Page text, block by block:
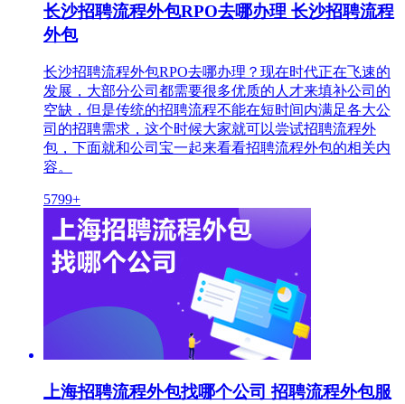
长沙招聘流程外包RPO去哪办理 长沙招聘流程
外包
长沙招聘流程外包RPO去哪办理？现在时代正在飞速的
发展，大部分公司都需要很多优质的人才来填补公司的
空缺，但是传统的招聘流程不能在短时间内满足各大公
司的招聘需求，这个时候大家就可以尝试招聘流程外
包，下面就和公司宝一起来看看招聘流程外包的相关内
容。
5799+
上海招聘流程外包找哪个公司 招聘流程外包服